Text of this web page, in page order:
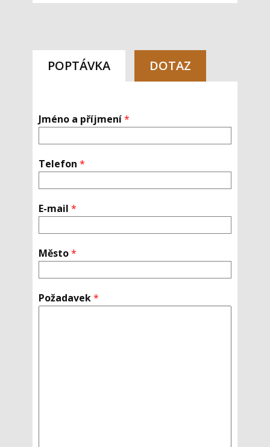
POPTÁVKA DOTAZ
Jméno a příjmení*
Telefon *
E-mail *
Město*
Požadavek*